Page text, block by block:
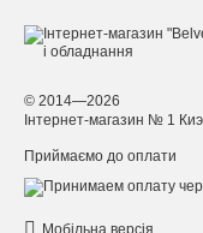
© 2014—2026
Інтернет-магазин № 1
Приймаємо до оплати